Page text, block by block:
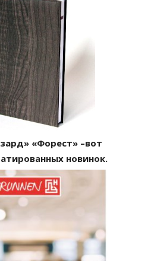
«Форест» –вот
новинок.